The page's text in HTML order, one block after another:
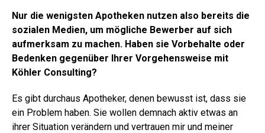
Nur die wenigsten Apotheken nutzen also bereits die
sozialen Medien, um mögliche Bewerber auf sich
aufmerksam zu machen. Haben sie Vorbehalte oder
Bedenken gegenüber Ihrer Vorgehensweise mit
Köhler Consulting?
Es gibt durchaus Apotheker, denen bewusst ist, dass sie
ein Problem haben. Sie wollen demnach aktiv etwas an
ihrer Situation verändern und vertrauen mir und meiner